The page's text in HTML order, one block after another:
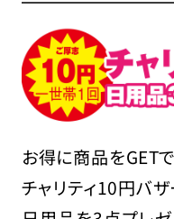
お得に商品をGET
チャリティ10円バ